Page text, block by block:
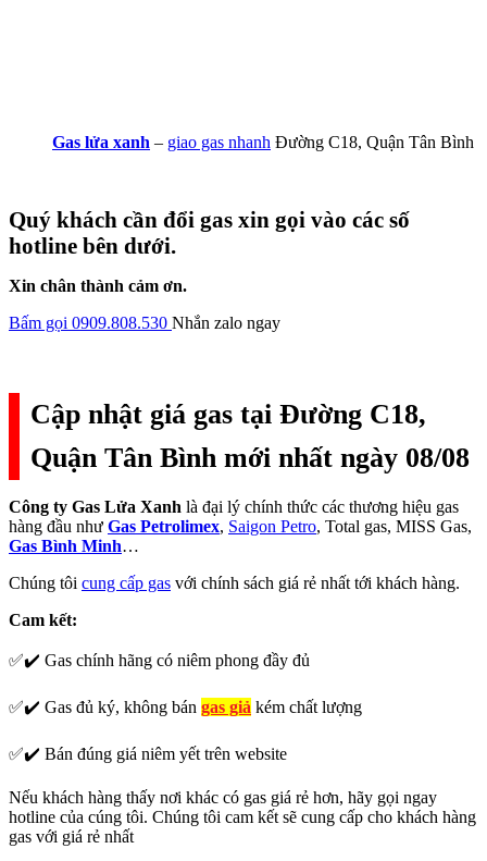
Gas lửa xanh – giao gas nhanh Đường C18, Quận Tân Bình
Quý khách cần đổi gas xin gọi vào các số
hotline bên dưới.
Xin chân thành cảm ơn.
Bấm gọi 0909.808.530 Nhắn zalo ngay
Cập nhật giá gas tại Đường C18,
Quận Tân Bình mới nhất ngày 08/08
Công ty Gas Lửa Xanh là đại lý chính thức các thương hiệu gas
hàng đầu như Gas Petrolimex, Saigon Petro, Total gas, MISS Gas,
Gas Bình Minh…
Chúng tôi cung cấp gas với chính sách giá rẻ nhất tới khách hàng.
Cam kết:
✅✔️ Gas chính hãng có niêm phong đầy đủ
✅✔️ Gas đủ ký, không bán gas giả kém chất lượng
✅✔️ Bán đúng giá niêm yết trên website
Nếu khách hàng thấy nơi khác có gas giá rẻ hơn, hãy gọi ngay
hotline của cúng tôi. Chúng tôi cam kết sẽ cung cấp cho khách hàng
gas với giá rẻ nhất